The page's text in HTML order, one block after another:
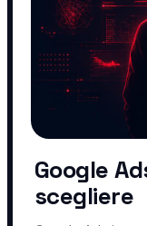
Google
scegliere